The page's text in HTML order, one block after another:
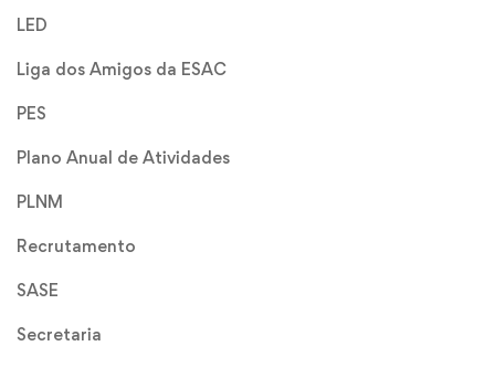
LED
Liga dos Amigos da ESAC
PES
Plano Anual de Atividades
PLNM
Recrutamento
SASE
Secretaria